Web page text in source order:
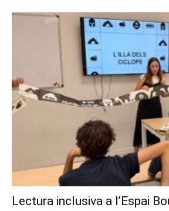
Lectura inclusiva a l’Espai